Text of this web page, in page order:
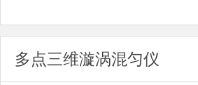
多点三维漩涡混匀仪